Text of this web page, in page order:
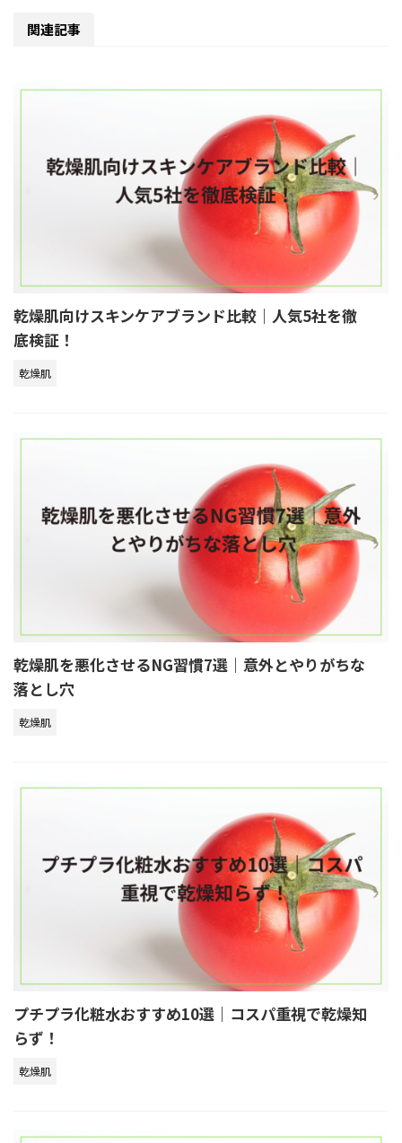
関連記事
乾燥肌向けスキンケアブランド比較｜人気5社を徹
底検証！
乾燥肌
乾燥肌を悪化させるNG習慣7選｜意外とやりがちな
落とし穴
乾燥肌
プチプラ化粧水おすすめ10選｜コスパ重視で乾燥知
らず！
乾燥肌